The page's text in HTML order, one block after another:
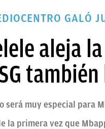
GALÓ
aleja
será muy especial para
la primera vez que